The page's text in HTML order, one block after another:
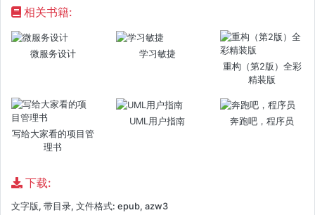
相关书籍:
微服务设计
学习敏捷
重构（第2版）全彩
精装版
写给大家看的项目管
理书
UML用户指南 奔跑吧，程序员
下载:
文字版, 带目录, 文件格式: epub, azw3